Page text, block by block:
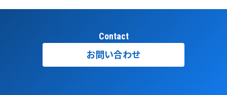
Contact
お問い合わせ